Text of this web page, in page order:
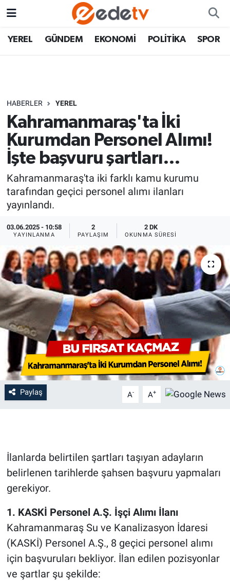
YEREL GÜNDEM EKONOMİ POLİTİKA SPOR
HABERLER YEREL
Kahramanmaraş'ta İki
Kurumdan Personel Alımı!
İşte başvuru şartları…
Kahramanmaraş'ta iki farklı kamu kurumu
tarafından geçici personel alımı ilanları
yayınlandı.
03.06.2025 - 10:58
YAYINLANMA
2
PAYLAŞIM
2 DK
OKUNMA SÜRESI
Paylaş A- A+
İlanlarda belirtilen şartları taşıyan adayların
belirlenen tarihlerde şahsen başvuru yapmaları
gerekiyor.
1. KASKİ Personel A.Ş. İşçi Alımı İlanı
Kahramanmaraş Su ve Kanalizasyon İdaresi
(KASKİ) Personel A.Ş., 8 geçici personel alımı
için başvuruları bekliyor. İlan edilen pozisyonlar
ve şartlar şu şekilde: